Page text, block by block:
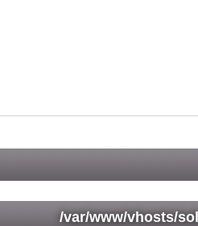
/var/www/vhosts/